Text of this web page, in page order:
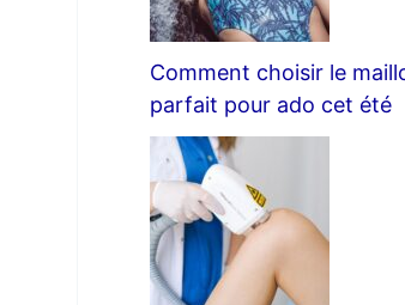
Comment choisir le
parfait pour ado cet été